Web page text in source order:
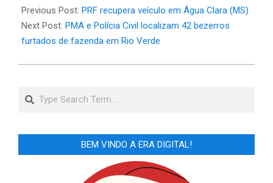
05-
29
Previous Post: PRF recupera veículo em Água Clara (MS)
Next Post: PMA e Polícia Civil localizam 42 bezerros
furtados de fazenda em Rio Verde
Search
BEM VINDO A ERA DIGITAL!